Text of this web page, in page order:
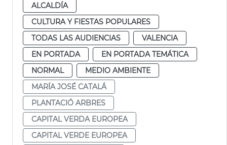
ALCALDÍA
CULTURA Y FIESTAS POPULARES
TODAS LAS AUDIENCIAS
VALENCIA
EN PORTADA
EN PORTADA TEMÁTICA
NORMAL
MEDIO AMBIENTE
MARÍA JOSÉ CATALÁ
PLANTACIÓ ARBRES
CAPITAL VERDA EUROPEA
CAPITAL VERDE EUROPEA